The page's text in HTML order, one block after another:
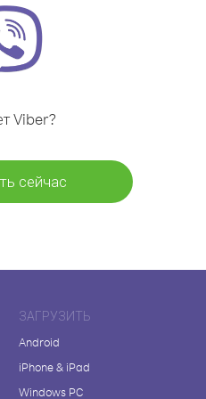
Viber?
сейчас
ЗАГРУЗИТЬ
Android
iPhone & iPad
Windows PC